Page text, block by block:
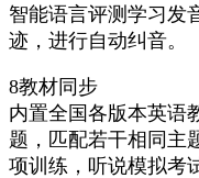
智能语言评测学习发
迹，进行自动纠音。
8教材同步
内置全国各版本英语
题，匹配若干相同主
项训练，听说模拟考